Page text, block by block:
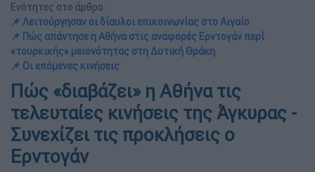
Ενότητες στο άρθρο:
📌 Λειτούργησαν οι δίαυλοι επικοινωνίας στο Αιγαίο
📌 Πώς απάντησε η Αθήνα στις αναφορές Ερντογάν περί
«τουρκικής» μειονότητας στη Δυτική Θράκη
📌 Οι επόμενες κινήσεις
Πώς «διαβάζει» η Αθήνα τις
τελευταίες κινήσεις της Άγκυρας -
Συνεχίζει τις προκλήσεις ο
Ερντογάν